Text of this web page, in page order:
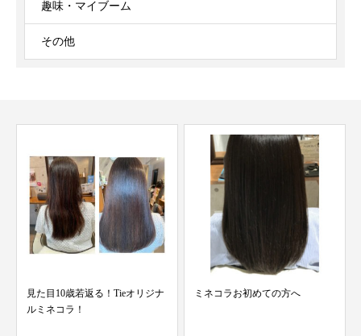
趣味・マイブーム
その他
ミネコラお初めての方へ 極優しいストレート